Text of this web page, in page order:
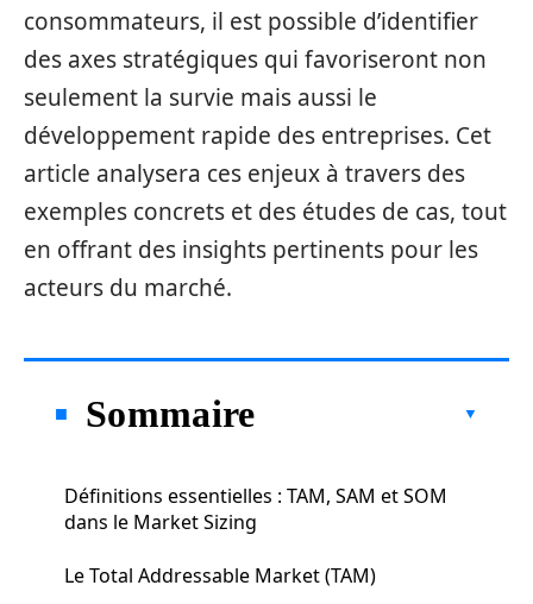
consommateurs, il est possible d’identifier
des axes stratégiques qui favoriseront non
seulement la survie mais aussi le
développement rapide des entreprises. Cet
article analysera ces enjeux à travers des
exemples concrets et des études de cas, tout
en offrant des insights pertinents pour les
acteurs du marché.
Sommaire
Définitions essentielles : TAM, SAM et SOM
dans le Market Sizing
Le Total Addressable Market (TAM)